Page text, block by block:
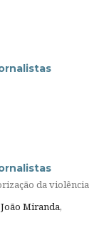
da violência
Miranda,